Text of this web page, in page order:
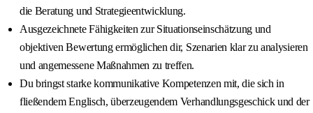
die Beratung und Strategieentwicklung.
Ausgezeichnete Fähigkeiten zur Situationseinschätzung und
objektiven Bewertung ermöglichen dir, Szenarien klar zu analysieren
und angemessene Maßnahmen zu treffen.
Du bringst starke kommunikative Kompetenzen mit, die sich in
fließendem Englisch, überzeugendem Verhandlungsgeschick und der